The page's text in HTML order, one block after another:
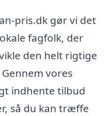
pris.dk gør vi det
fagfolk, der
den helt rigtige
vores
indhente tilbud
så du kan træffe